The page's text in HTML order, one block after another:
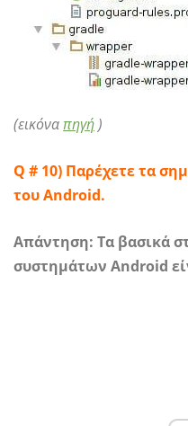
(εικόναπηγή)
Q # 10) Παρέχετε τα
του Android.
Απάντηση: Τα βασικά
συστημάτων Android